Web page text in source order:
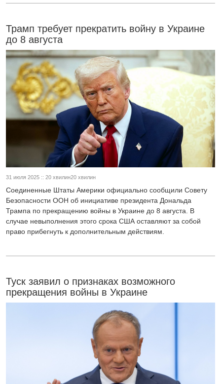
Трамп требует прекратить войну в Украине
до 8 августа
31 июля 2025 :: 20 хвилин20 хвилин
Соединенные Штаты Америки официально сообщили Совету
Безопасности ООН об инициативе президента Дональда
Трампа по прекращению войны в Украине до 8 августа. В
случае невыполнения этого срока США оставляют за собой
право прибегнуть к дополнительным действиям.
Туск заявил о признаках возможного
прекращения войны в Украине